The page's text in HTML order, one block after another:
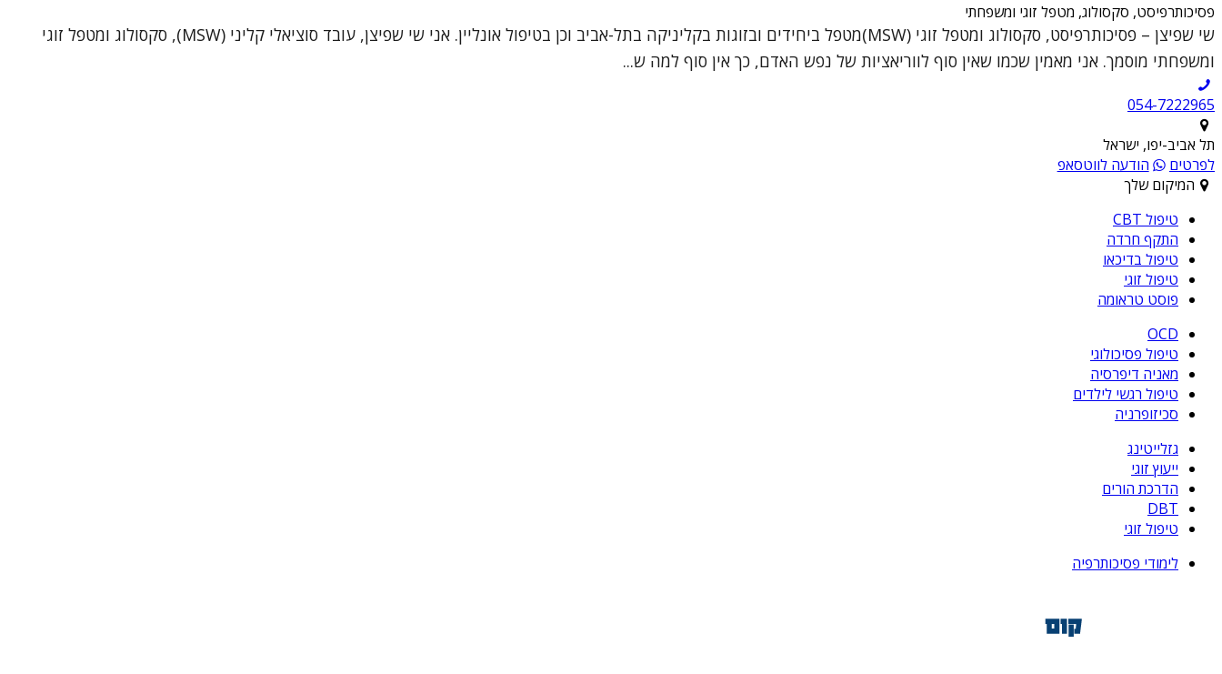
פסיכותרפיסט, סקסולוג, מטפל זוגי ומשפחתי
שי שפיצן – פסיכותרפיסט, סקסולוג ומטפל זוגי (MSW)מטפל ביחידים ובזוגות בקליניקה בתל-אביב וכן בטיפול אונליין. אני שי שפיצן, עובד סוציאלי קליני (MSW), סקסולוג ומטפל זוגי
ומשפחתי מוסמך. אני מאמין שכמו שאין סוף לווריאציות של נפש האדם, כך אין סוף למה ש...
054-7222965
תל אביב-יפו, ישראל
לפרטים
הודעה לווטסאפ
המיקום שלך
טיפול CBT
התקף חרדה
טיפול בדיכאו
טיפול זוגי
פוסט טראומה
OCD
טיפול פסיכולוגי
מאניה דיפרסיה
טיפול רגשי לילדים
סכיזופרניה
גזלייטינג
ייעוץ זוגי
הדרכת הורים
DBT
טיפול זוגי
לימודי פסיכותרפיה